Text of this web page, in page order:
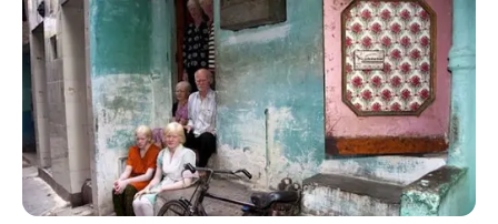
Tenemos todas las noticias que le
interesan. Para estar bien informado, por
favor, active las notificaciones de Alerta.
ACTIVAR AHORA